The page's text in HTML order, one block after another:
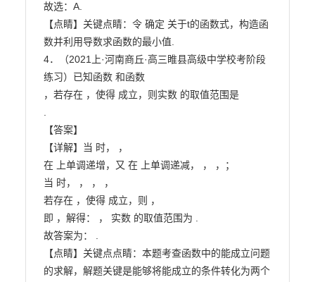
故选：A.
【点睛】关键点睛：令 确定 关于t的函数式，构造函
数并利用导数求函数的最小值.
4．（2021上·河南商丘·高三睢县高级中学校考阶段
练习）已知函数 和函数
，若存在 ，使得 成立，则实数 的取值范围是
【答案】
【详解】当 时， ，
在 上单调递增，又 在 上单调递减， ， ，；
当 时， ， ， ，
若存在 ，使得 成立，则 ，
即 ，解得： ， 实数 的取值范围为 .
故答案为： .
【点睛】关键点点睛：本题考查函数中的能成立问题
的求解，解题关键是能够将能成立的条件转化为两个